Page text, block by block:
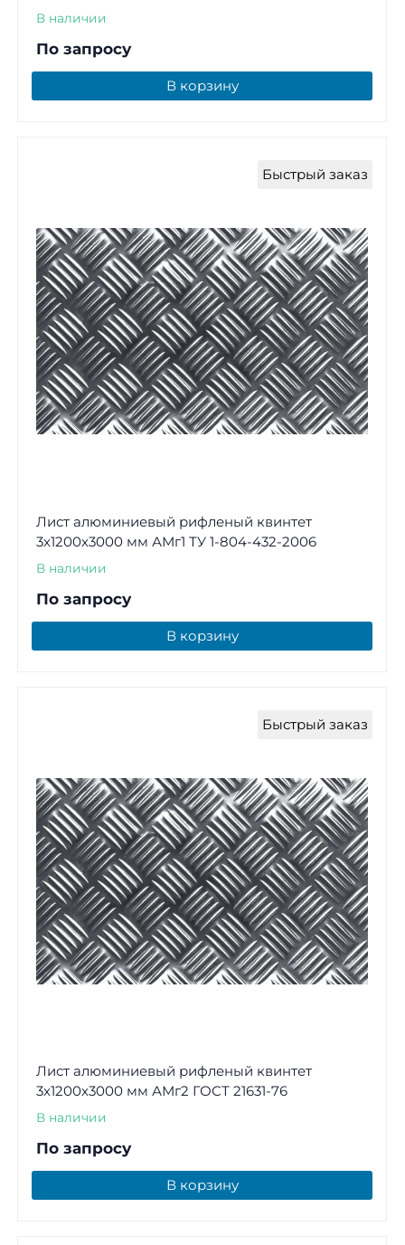
В наличии
По запросу
В корзину
Быстрый заказ
Лист алюминиевый рифленый квинтет
3х1200х3000 мм АМг1 ТУ 1-804-432-2006
В наличии
По запросу
В корзину
Быстрый заказ
Лист алюминиевый рифленый квинтет
3х1200х3000 мм АМг2 ГОСТ 21631-76
В наличии
По запросу
В корзину